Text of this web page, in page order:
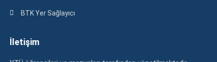
BTK Yer Sağlayıcı
İletişim